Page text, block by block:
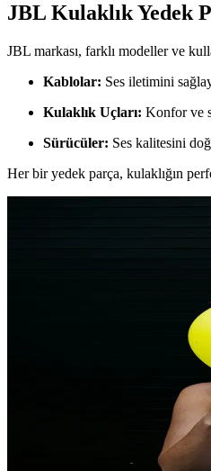
JBL Kulaklık Yedek
JBL markası, farklı modeller ve
Kablolar: Ses iletimini
Kulaklık Uçları: Konfor ve
Sürücüler: Ses kalitesini
Her bir yedek parça, kulaklığın